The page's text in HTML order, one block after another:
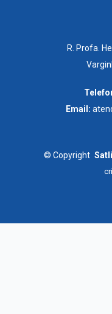
R. Profa.
Email:
© Copyright